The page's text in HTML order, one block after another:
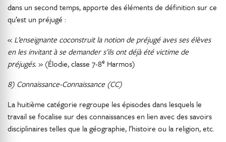
dans un second temps, apporte des éléments de définition sur ce
qu’est un préjugé :
« L’enseignante coconstruit la notion de préjugé aves ses élèves
en les invitant à se demander s’ils ont déjà été victime de
préjugés.» (Élodie, classe 7-8e Harmos)
8) Connaissance-Connaissance (CC)
La huitième catégorie regroupe les épisodes dans lesquels le
travail se focalise sur des connaissances en lien avec des savoirs
disciplinaires telles que la géographie, l’histoire ou la religion, etc.